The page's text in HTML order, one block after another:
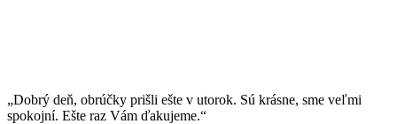
„Dobrý deň, obrúčky prišli ešte v utorok. Sú krásne, sme veľmi
spokojní. Ešte raz Vám ďakujeme.“